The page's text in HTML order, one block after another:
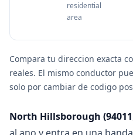
residential
area
Compara tu direccion exacta
reales. El mismo conductor
solo por cambiar de codigo
North Hillsborough (94011